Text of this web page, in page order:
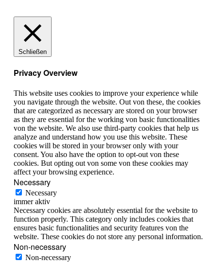
Schließen
Privacy Overview
This website uses cookies to improve your experience while
you navigate through the website. Out von these, the cookies
that are categorized as necessary are stored on your browser
as they are essential for the working von basic functionalities
von the website. We also use third-party cookies that help us
analyze and understand how you use this website. These
cookies will be stored in your browser only with your
consent. You also have the option to opt-out von these
cookies. But opting out von some von these cookies may
affect your browsing experience.
Necessary
Necessary
immer aktiv
Necessary cookies are absolutely essential for the website to
function properly. This category only includes cookies that
ensures basic functionalities and security features von the
website. These cookies do not store any personal information.
Non-necessary
Non-necessary